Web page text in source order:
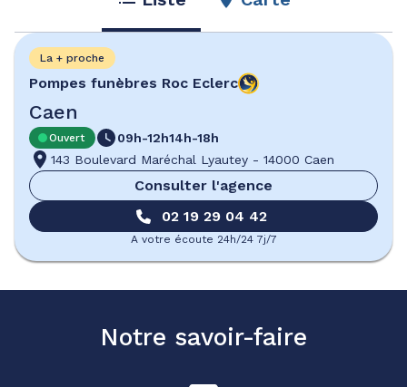
Pompes funèbres Roc Eclerc
Caen
La + proche
Ouvert 09h-12h14h-18h
143 Boulevard Maréchal Lyautey - 14000 Caen
Consulter l'agence
02 19 29 04 42
A votre écoute 24h/24 7j/7
Notre savoir-faire